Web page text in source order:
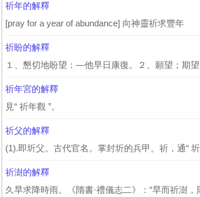
祈年的解釋
[pray for a year of abundance] 向神靈祈求豐年
祈盼的解釋
１、懇切地盼望：—他早日康復。２、願望；期
祈年宮的解釋
見“ 祈年觀 ”。
祈父的解釋
(1).即圻父。古代官名。掌封圻的兵甲。祈，通“
祈澍的解釋
久旱求降時雨。《隋書·禮儀志二》：“旱而祈澍，